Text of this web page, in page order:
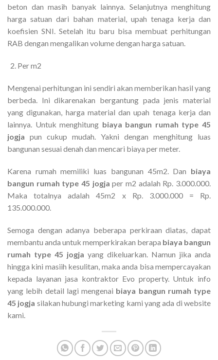
beton dan masih banyak lainnya. Selanjutnya menghitung
harga satuan dari bahan material, upah tenaga kerja dan
koefisien SNI. Setelah itu baru bisa membuat perhitungan
RAB dengan mengalikan volume dengan harga satuan.
Per m2
Mengenai perhitungan ini sendiri akan memberikan hasil yang
berbeda. Ini dikarenakan bergantung pada jenis material
yang digunakan, harga material dan upah tenaga kerja dan
lainnya. Untuk menghitung biaya bangun rumah type 45
jogja pun cukup mudah. Yakni dengan menghitung luas
bangunan sesuai denah dan mencari biaya per meter.
Karena rumah memiliki luas bangunan 45m2. Dan biaya
bangun rumah type 45 jogja per m2 adalah Rp. 3.000.000.
Maka totalnya adalah 45m2 x Rp. 3.000.000 = Rp.
135.000.000.
Semoga dengan adanya beberapa perkiraan diatas, dapat
membantu anda untuk memperkirakan berapa biaya bangun
rumah type 45 jogja yang dikeluarkan. Namun jika anda
hingga kini masiih kesulitan, maka anda bisa mempercayakan
kepada layanan jasa kontraktor Evo property. Untuk info
yang lebih detail lagi mengenai biaya bangun rumah type
45 jogja silakan hubungi marketing kami yang ada di website
kami.